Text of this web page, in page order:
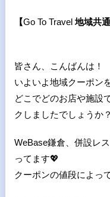
【Go To Travel地域共
皆さん、こんばんは！
いよいよ地域クーポン
どこでどのお店や施設
クしましたでしょうか
WeBase鎌倉、併設レ
ってます💖
クーポンの値段によっ